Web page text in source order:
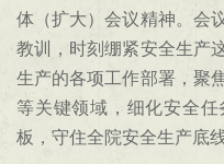
体（扩大）会议精神。会
教训，时刻绷紧安全生产
生产的各项工作部署，聚
等关键领域，细化安全
板，守住全院安全生产底线